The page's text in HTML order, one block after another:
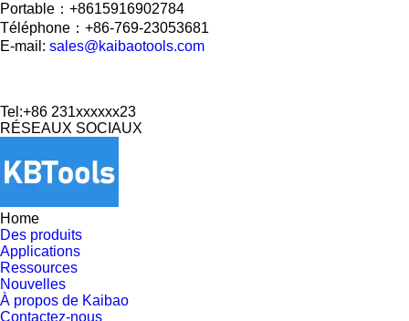
Portable：+8615916902784
Téléphone：+86-769-23053681
E-mail: sales@kaibaotools.com
Tel:+86 231xxxxxx23
RÉSEAUX SOCIAUX
Home
Des produits
Applications
Ressources
Nouvelles
À propos de Kaibao
Contactez-nous